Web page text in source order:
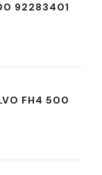
92283401
FH4 500